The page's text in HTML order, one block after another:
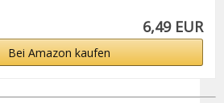
6,49 EUR
Bei Amazon kaufen